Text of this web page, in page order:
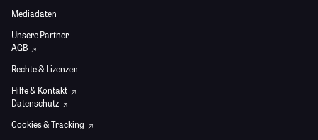
Mediadaten
Unsere Partner
AGB
Rechte & Lizenzen
Hilfe & Kontakt
Datenschutz
Cookies & Tracking